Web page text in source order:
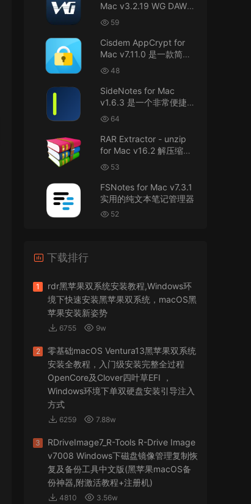
来源： DaVinci Resolve Studio 21 for Mac
v21.0.3 AIO 达芬奇世界顶级调色软件
janm999 • 2026-07-23
谢谢分享~
来源： AppleIGC.kext v1.8 黑苹果2.5G有线网卡
u9121732520675862 • 2026-07-22
可以重新发送夸克的资源吗，夸克的已经失
效了
Tahoe 26官方原版系统Windows110环境下
VMware Workstation 17 Pro虚拟机黑苹果双系统
安装unlocker解锁补丁
怎么安装？
来源： PDFify for Mac v5.0 专业的PDF处理软件
imacos.top • 2026-07-19
来源： Adobe Photoshop 2026 for Mac v27.8.0
专业的图片处理软件
Mac v3.2.19 WG DAW转
换器
59
Cisdem AppCrypt for
Mac v7.11.0 是一款简单
好用的Mac应用加密软件
48
SideNotes for Mac
v1.6.3 是一个非常便捷的
笔记软件
64
RAR Extractor - unzip
for Mac v16.2 解压缩工
具 53
FSNotes for Mac v7.3.1
实用的纯文本笔记管理器
52
下载排行
1
rdr黑苹果双系统安装教程,Windows环
境下快速安装黑苹果双系统，macOS黑
苹果安装新姿势
6755 9w
2
零基础macOS Ventura13黑苹果双系统
安装全教程，入门级安装完整全过程
OpenCore及Clover四叶草EFI ，
Windows环境下单双硬盘安装引导注入
方式
6259 7.88w
3
RDriveImage7_R-Tools R-Drive Image
v7008 Windows下磁盘镜像管理复制恢
复及备份工具中文版(黑苹果macOS备
份神器,附激活教程+注册机)
4810 3.56w